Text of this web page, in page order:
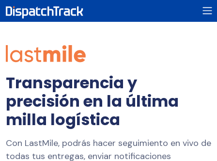
Transparencia y
precisión en la última
milla logística
Con LastMile, podrás hacer seguimiento en vivo de
todas tus entregas, enviar notificaciones